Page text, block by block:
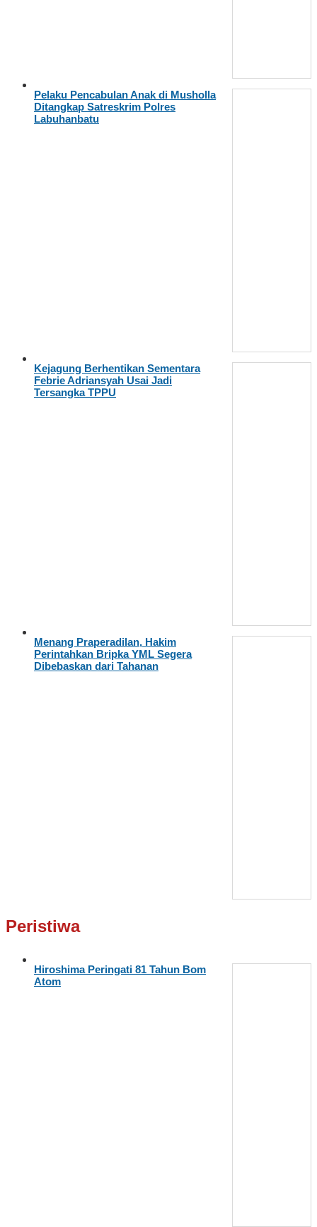
Pelaku Pencabulan Anak di Musholla
Ditangkap Satreskrim Polres
Labuhanbatu
Kejagung Berhentikan Sementara
Febrie Adriansyah Usai Jadi
Tersangka TPPU
Menang Praperadilan, Hakim
Perintahkan Bripka YML Segera
Dibebaskan dari Tahanan
Peristiwa
Hiroshima Peringati 81 Tahun Bom
Atom